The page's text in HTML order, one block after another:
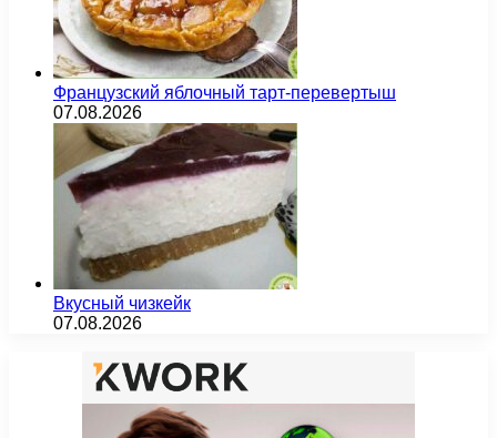
Французский яблочный тарт-перевертыш
07.08.2026
Вкусный чизкейк
07.08.2026